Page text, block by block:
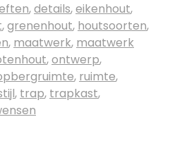
,details,eikenhout,
,grenenhout, houtsoorten,
, maatwerk, maatwerk
,ontwerp,
, ruimte,
, trap, trapkast,